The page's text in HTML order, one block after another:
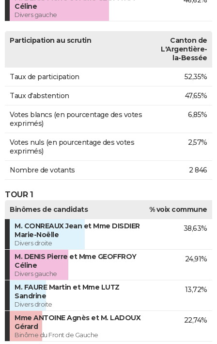
Céline
Divers gauche
Participation au scrutin
Canton de
L'Argentière-
la-Bessée
Taux de participation 52,35%
Taux d'abstention 47,65%
Votes blancs (en pourcentage des votes
exprimés)
6,85%
Votes nuls (en pourcentage des votes
exprimés)
2,57%
Nombre de votants 2 846
TOUR 1
Binômes de candidats
% voix commune
M. CONREAUX Jean et Mme DISDIER
Marie-Noëlle
Divers droite
38,63%
M. DENIS Pierre et Mme GEOFFROY
Céline
Divers gauche
24,91%
M. FAURE Martin et Mme LUTZ
Sandrine
Divers droite
13,72%
Mme ANTOINE Agnès et M. LADOUX
Gérard
Binôme du Front de Gauche
22,74%